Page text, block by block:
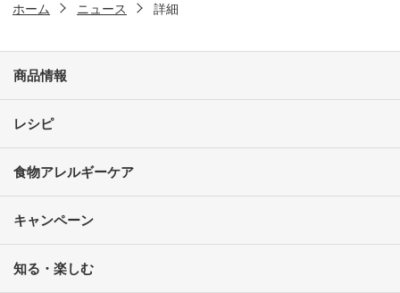
ホーム ニュース 詳細
商品情報
レシピ
食物アレルギーケア
キャンペーン
知る・楽しむ